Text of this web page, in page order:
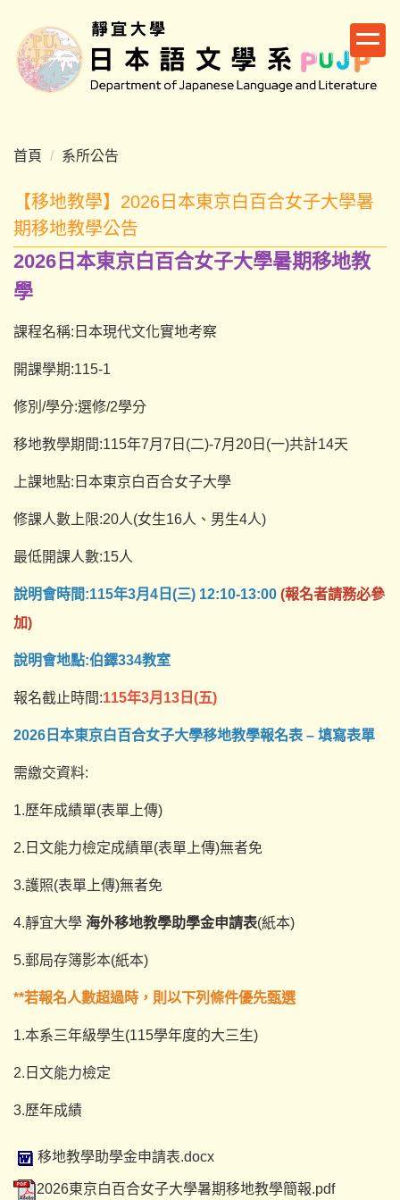
主
要
首頁
系所公告
【移地教學】2026日本東京白百合女子大學暑
期移地教學公告
2026日本東京白百合女子大學暑期移地教
學
課程名稱:日本現代文化實地考察
開課學期:115-1
修別/學分:選修/2學分
移地教學期間:115年7月7日(二)-7月20日(一)共計14天
上課地點:日本東京白百合女子大學
修課人數上限:20人(女生16人、男生4人)
最低開課人數:15人
說明會時間:115年3月4日(三) 12:10-13:00 (報名者請務必參
加)
說明會地點:伯鐸334教室
報名截止時間:115年3月13日(五)
2026日本東京白百合女子大學移地教學報名表 – 填寫表單
需繳交資料:
1.歷年成績單(表單上傳)
2.日文能力檢定成績單(表單上傳)無者免
3.護照(表單上傳)無者免
4.靜宜大學 海外移地教學助學金申請表(紙本)
5.郵局存簿影本(紙本)
**若報名人數超過時，則以下列條件優先甄選
1.本系三年級學生(115學年度的大三生)
2.日文能力檢定
3.歷年成績
移地教學助學金申請表.docx
2026東京白百合女子大學暑期移地教學簡報.pdf